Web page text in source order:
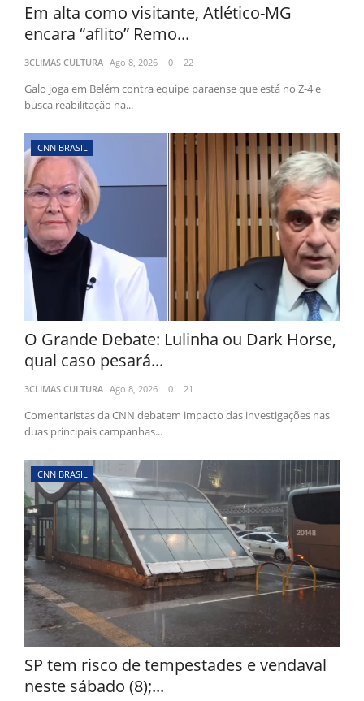
Em alta como visitante, Atlético-MG
encara “aflito” Remo...
3CLIMAS CULTURA Ago 8, 2026 0 22
Galo joga em Belém contra equipe paraense que está no Z-4 e
busca reabilitação na...
CNN BRASIL
O Grande Debate: Lulinha ou Dark Horse,
qual caso pesará...
3CLIMAS CULTURA Ago 8, 2026 0 21
Comentaristas da CNN debatem impacto das investigações nas
duas principais campanhas...
CNN BRASIL
SP tem risco de tempestades e vendaval
neste sábado (8);...